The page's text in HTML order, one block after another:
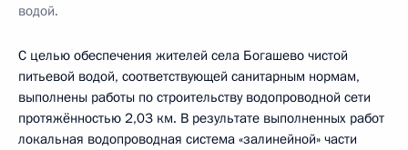
водой.
С целью обеспечения жителей села Богашево чистой
питьевой водой, соответствующей санитарным нормам,
выполнены работы по строительству водопроводной сети
протяжённостью 2,03 км. В результате выполненных работ
локальная водопроводная система «залинейной» части